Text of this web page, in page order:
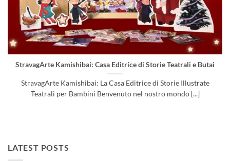
StravagArte Kamishibai: Casa Editrice di Storie Teatrali e Butai
StravagArte Kamishibai: La Casa Editrice di Storie Illustrate
Teatrali per Bambini Benvenuto nel nostro mondo [...]
LATEST POSTS